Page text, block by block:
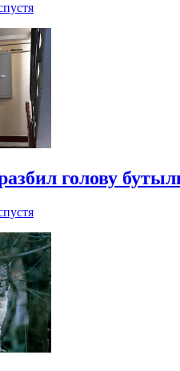
голову